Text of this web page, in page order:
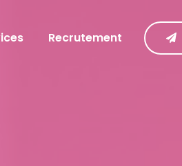
Recrutement